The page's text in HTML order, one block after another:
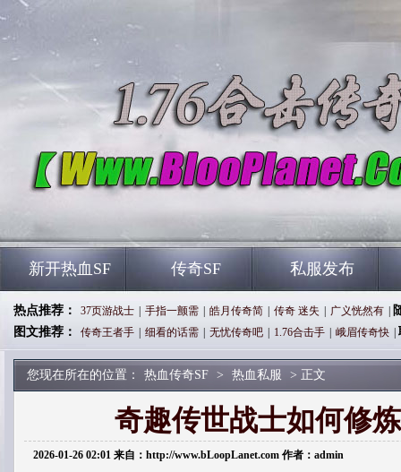
新开热血SF 传奇SF 私服发布
热点推荐： 37页游战士 手指一颤需 皓月传奇简 传奇 迷失 广义恍然有
图文推荐：
传奇王者手 细看的话需 无忧传奇吧 1.76合击手 峨眉传奇快
您现在所在的位置： 热血传奇SF > 热血私服 > 正文
奇趣传世战士如何修
2026-01-26 02:01 来自：http://www.bLoopLanet.com 作者：admin